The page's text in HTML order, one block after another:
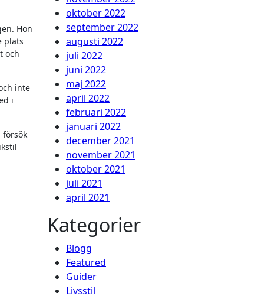
Hon
plats
och
inte
i
försök
oktober 2022
september 2022
augusti 2022
juli 2022
juni 2022
maj 2022
april 2022
februari 2022
januari 2022
december 2021
november 2021
oktober 2021
juli 2021
april 2021
Kategorier
Blogg
Featured
Guider
Livsstil